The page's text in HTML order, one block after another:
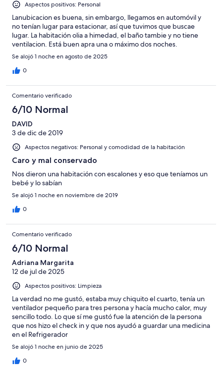
Aspectos positivos: Personal
Lanubicacion es buena, sin embargo, llegamos en automóvil y
no tenían lugar para estacionar, así que tuvimos que buscae
lugar. La habitación olia a himedad, el baño tambie y no tiene
ventilacion. Está buen apra una o máximo dos noches.
Se alojó 1 noche en agosto de 2025
0
Comentario verificado
6/10 Normal
DAVID
3 de dic de 2019
Aspectos negativos: Personal y comodidad de la habitación
Caro y mal conservado
Nos dieron una habitación con escalones y eso que teníamos un
bebé y lo sabían
Se alojó 1 noche en noviembre de 2019
0
Comentario verificado
6/10 Normal
Adriana Margarita
12 de jul de 2025
Aspectos positivos: Limpieza
La verdad no me gustó, estaba muy chiquito el cuarto, tenía un
ventilador pequeño para tres persona y hacía mucho calor, muy
sencillo todo. Lo que sí me gustó fue la atención de la persona
que nos hizo el check in y que nos ayudó a guardar una medicina
en el Refrigerador
Se alojó 1 noche en junio de 2025
0